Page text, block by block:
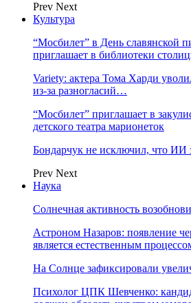
Prev Next
Культура
“Мосбилет” в День славянской
приглашает в библиотеки
Variety: актера Тома Харди
из-за разногласий…
“Мосбилет” приглашает в
детского театра марионеток
Бондарчук не исключил, что ИИ
Prev Next
Наука
Солнечная активность
Астроном Назаров: появление
является естественным
На Солнце зафиксировали
Психолог ЦПК Шевченко: